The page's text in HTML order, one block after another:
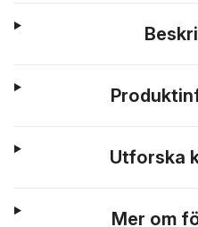
Utforska
Mer om